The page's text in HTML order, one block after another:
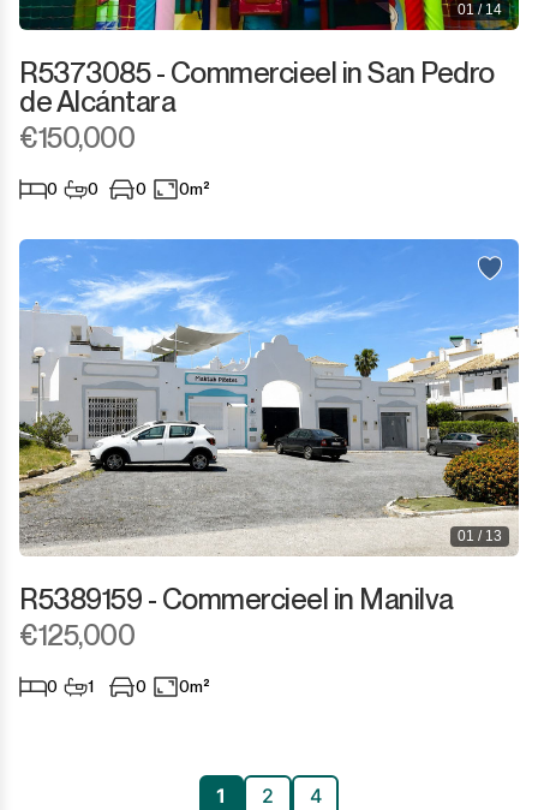
01 / 14
R5373085 - Commercieel in San Pedro
de Alcántara
€150,000
0 0 0 0m²
01 / 13
R5389159 - Commercieel in Manilva
€125,000
0 1 0 0m²
1 2 4